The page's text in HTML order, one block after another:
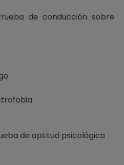
de conducción sobre
de aptitud psicológica